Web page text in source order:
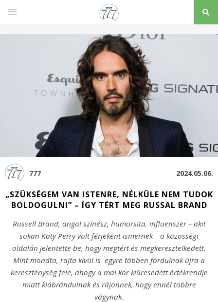
777 2024.05.06.
„SZÜKSÉGEM VAN ISTENRE, NÉLKÜLE NEM TUDOK
BOLDOGULNI” – ÍGY TÉRT MEG RUSSAL BRAND
Russell Brand, angol színész, humorsita, influenszer – akit
sokan Katy Perry volt férjeként ismernek – a közösségi
oldalán jelentette be, hogy megtért és megkeresztelkedett.
Mint mondta, rajta kívül is egyre többen fordulnak újra a
kereszténység felé, ahogy a mai kor kiüresedett értékrendje
miatt kiábrándulnak és rájönnek, hogy ennél többre
vágynak.